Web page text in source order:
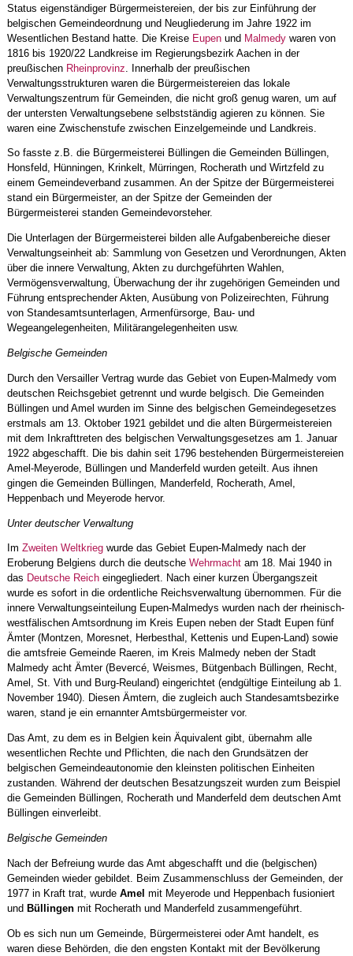
Status eigenständiger Bürgermeistereien, der bis zur Einführung der
belgischen Gemeindeordnung und Neugliederung im Jahre 1922 im
Wesentlichen Bestand hatte. Die Kreise Eupenund Malmedywaren von
1816 bis 1920/22 Landkreise im Regierungsbezirk Aachen in der
preußischen Rheinprovinz . Innerhalb der preußischen
Verwaltungsstrukturen waren die Bürgermeistereien das lokale
Verwaltungszentrum für Gemeinden, die nicht groß genug waren, um auf
der untersten Verwaltungsebene selbstständig agieren zu können. Sie
waren eine Zwischenstufe zwischen Einzelgemeinde und Landkreis.
So fasste z.B. die Bürgermeisterei Büllingen die Gemeinden Büllingen,
Honsfeld, Hünningen, Krinkelt, Mürringen, Rocherath und Wirtzfeld zu
einem Gemeindeverband zusammen. An der Spitze der Bürgermeisterei
stand ein Bürgermeister, an der Spitze der Gemeinden der
Bürgermeisterei standen Gemeindevorsteher.
Die Unterlagen der Bürgermeisterei bilden alle Aufgabenbereiche dieser
Verwaltungseinheit ab: Sammlung von Gesetzen und Verordnungen, Akten
über die innere Verwaltung, Akten zu durchgeführten Wahlen,
Vermögensverwaltung, Überwachung der ihr zugehörigen Gemeinden und
Führung entsprechender Akten, Ausübung von Polizeirechten, Führung
von Standesamtsunterlagen, Armenfürsorge, Bau- und
Wegeangelegenheiten, Militärangelegenheiten usw.
Belgische Gemeinden
Durch den Versailler Vertrag wurde das Gebiet von Eupen-Malmedy vom
deutschen Reichsgebiet getrennt und wurde belgisch. Die Gemeinden
Büllingen und Amel wurden im Sinne des belgischen Gemeindegesetzes
erstmals am 13. Oktober 1921 gebildet und die alten Bürgermeistereien
mit dem Inkrafttreten des belgischen Verwaltungsgesetzes am 1. Januar
1922 abgeschafft. Die bis dahin seit 1796 bestehenden Bürgermeistereien
Amel-Meyerode, Büllingen und Manderfeld wurden geteilt. Aus ihnen
gingen die Gemeinden Büllingen, Manderfeld, Rocherath, Amel,
Heppenbach und Meyerode hervor.
Unter deutscher Verwaltung
Im Zweiten Weltkriegwurde das Gebiet Eupen-Malmedy nach der
Eroberung Belgiens durch die deutsche Wehrmachtam 18. Mai 1940 in
das Deutsche Reicheingegliedert. Nach einer kurzen Übergangszeit
wurde es sofort in die ordentliche Reichsverwaltung übernommen. Für die
innere Verwaltungseinteilung Eupen-Malmedys wurden nach der rheinisch-
westfälischen Amtsordnung im Kreis Eupen neben der Stadt Eupen fünf
Ämter (Montzen, Moresnet, Herbesthal, Kettenis und Eupen-Land) sowie
die amtsfreie Gemeinde Raeren, im Kreis Malmedy neben der Stadt
Malmedy acht Ämter (Bevercé, Weismes, Bütgenbach Büllingen, Recht,
Amel, St. Vith und Burg-Reuland) eingerichtet (endgültige Einteilung ab 1.
November 1940). Diesen Ämtern, die zugleich auch Standesamtsbezirke
waren, stand je ein ernannter Amtsbürgermeister vor.
Das Amt, zu dem es in Belgien kein Äquivalent gibt, übernahm alle
wesentlichen Rechte und Pflichten, die nach den Grundsätzen der
belgischen Gemeindeautonomie den kleinsten politischen Einheiten
zustanden. Während der deutschen Besatzungszeit wurden zum Beispiel
die Gemeinden Büllingen, Rocherath und Manderfeld dem deutschen Amt
Büllingen einverleibt.
Belgische Gemeinden
Nach der Befreiung wurde das Amt abgeschafft und die (belgischen)
Gemeinden wieder gebildet. Beim Zusammenschluss der Gemeinden, der
1977 in Kraft trat, wurde Amel mit Meyerode und Heppenbach fusioniert
und Büllingenmit Rocherath und Manderfeld zusammengeführt.
Ob es sich nun um Gemeinde, Bürgermeisterei oder Amt handelt, es
waren diese Behörden, die den engsten Kontakt mit der Bevölkerung